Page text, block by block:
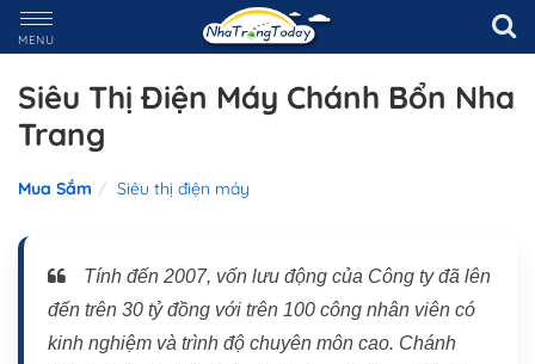
MENU
Siêu Thị Điện Máy Chánh Bổn Nha
Trang
Mua Sắm Siêu thị điện máy
Tính đến 2007, vốn lưu động của Công ty đã lên
đến trên 30 tỷ đồng với trên 100 công nhân viên có
kinh nghiệm và trình độ chuyên môn cao. Chánh